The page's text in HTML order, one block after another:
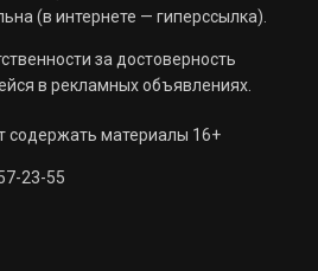
(в интернете — гиперссылка).
за достоверность
в рекламных объявлениях.
содержать материалы 16+
23-55